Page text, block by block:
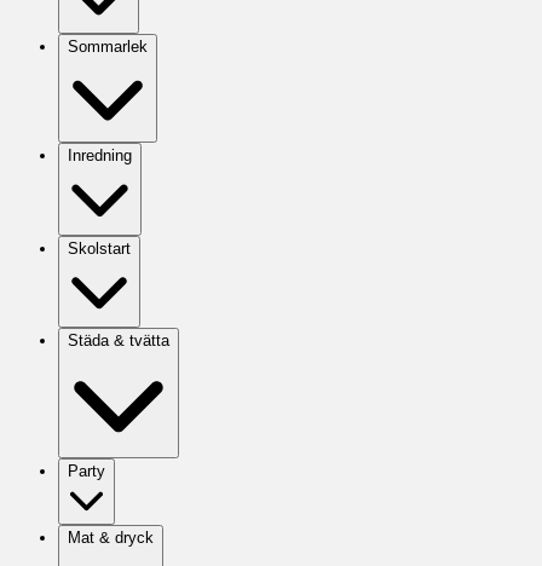
Sommarlek
Inredning
Skolstart
Städa & tvätta
Party
Mat & dryck